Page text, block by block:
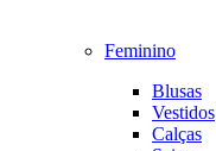
Feminino
Blusas
Vestidos
Calças